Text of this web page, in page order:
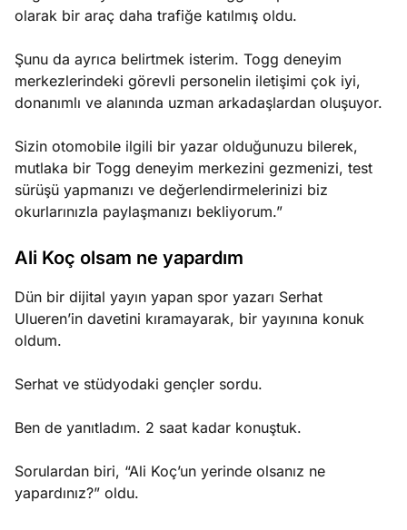
olarak bir araç daha trafiğe katılmış oldu.
Şunu da ayrıca belirtmek isterim. Togg deneyim
merkezlerindeki görevli personelin iletişimi çok iyi,
donanımlı ve alanında uzman arkadaşlardan oluşuyor.
Sizin otomobile ilgili bir yazar olduğunuzu bilerek,
mutlaka bir Togg deneyim merkezini gezmenizi, test
sürüşü yapmanızı ve değerlendirmelerinizi biz
okurlarınızla paylaşmanızı bekliyorum.”
Ali Koç olsam ne yapardım
Dün bir dijital yayın yapan spor yazarı Serhat
Ulueren’in davetini kıramayarak, bir yayınına konuk
oldum.
Serhat ve stüdyodaki gençler sordu.
Ben de yanıtladım. 2 saat kadar konuştuk.
Sorulardan biri, “Ali Koç’un yerinde olsanız ne
yapardınız?” oldu.